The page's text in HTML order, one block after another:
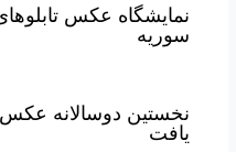
نمایشگاه عکس
سوریه
نخستین دوسالانه
یافت